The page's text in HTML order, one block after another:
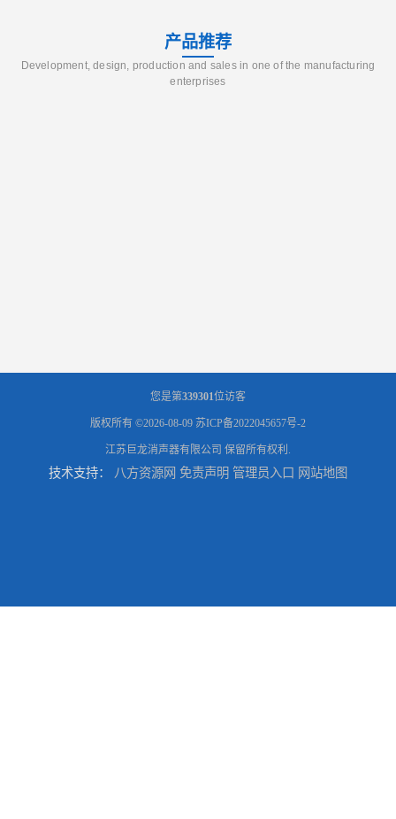
产品推荐
Development, design, production and sales in one of the manufacturing
enterprises
您是第339301位访客
版权所有 ©2026-08-09 苏ICP备2022045657号-2
江苏巨龙消声器有限公司 保留所有权利.
技术支持： 八方资源网 免责声明 管理员入口 网站地图